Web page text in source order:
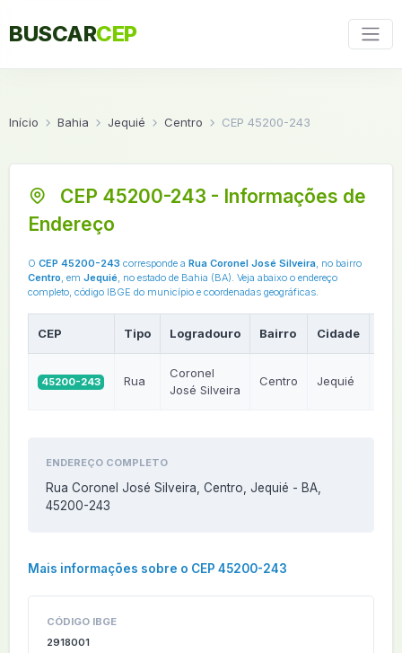
BUSCARCEP
Início Bahia Jequié Centro CEP 45200-243
CEP 45200-243 - Informações de
Endereço
O CEP 45200-243 corresponde a Rua Coronel José Silveira, no bairro
Centro, em Jequié, no estado de Bahia (BA). Veja abaixo o endereço
completo, código IBGE do município e coordenadas geográficas.
CEP Tipo Logradouro Bairro Cidade
45200-243 Rua
Coronel
José Silveira
Centro Jequié
ENDEREÇO COMPLETO
Rua Coronel José Silveira, Centro, Jequié - BA,
45200-243
Mais informações sobre o CEP 45200-243
CÓDIGO IBGE
2918001